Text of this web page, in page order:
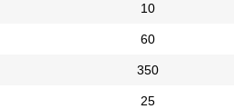
10
60
350
25